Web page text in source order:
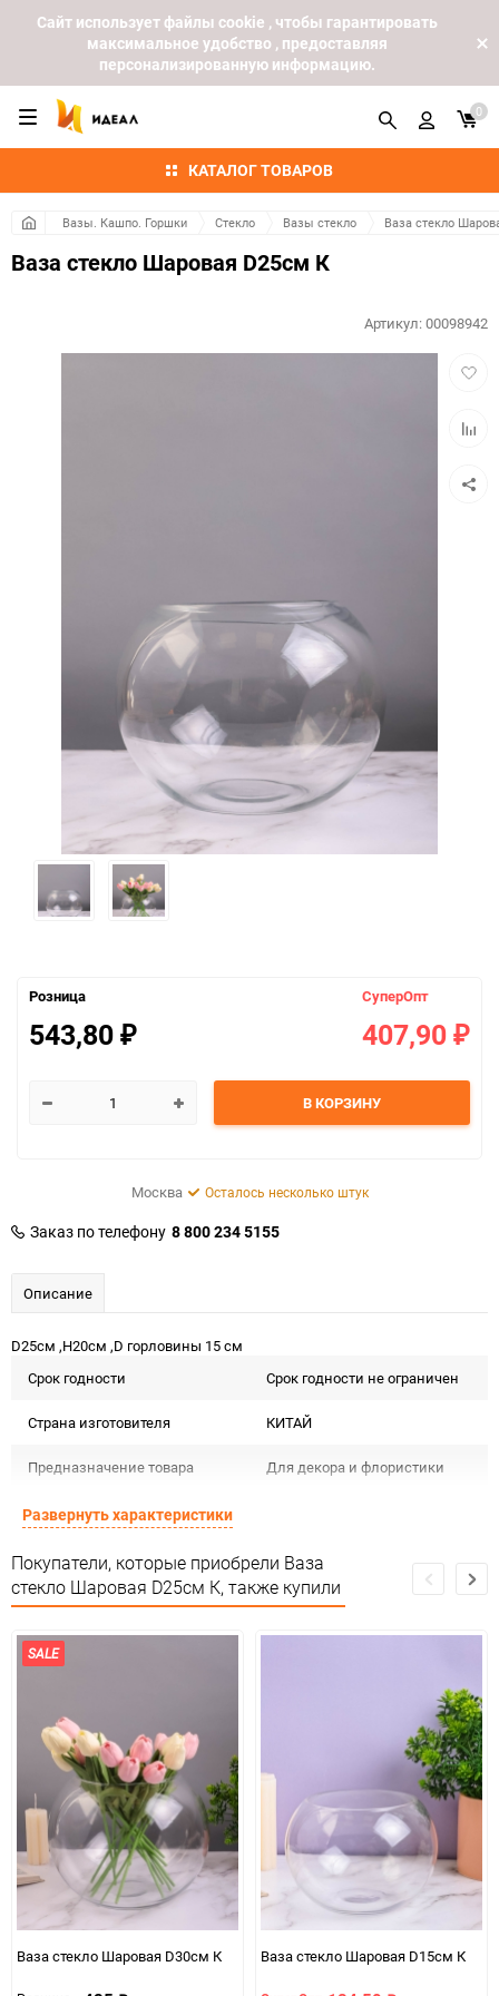
Cайт использует файлы cookie , чтобы гарантировать
максимальное удобство , предоставляя
персонализированную информацию.
КАТАЛОГ ТОВАРОВ
0
Вазы. Кашпо. Горшки Стекло Вазы стекло Ваза стекло
Ваза стекло Шаровая D25см К
Артикул:00098942
Розница
543,80 ₽
СуперОпт
407,90 ₽
В КОРЗИНУ
Москва Осталось несколько штук
Заказ по телефону 8 800 234 5155
Описание
D25см ,H20см ,D горловины 15 см
Срок годности
Срок годности не ограничен
Страна изготовителя КИТАЙ
Предназначение товара Для декора и флористики
Сертификация
Особые условия Особых условий не требует
Минимальное количество 1
Количество в коробке
Развернуть характеристики
Покупатели, которые приобрели Ваза
стекло Шаровая D25см К, также купили
SALE
Ваза стекло Шаровая D30см К Ваза стекло Шаровая D15см К